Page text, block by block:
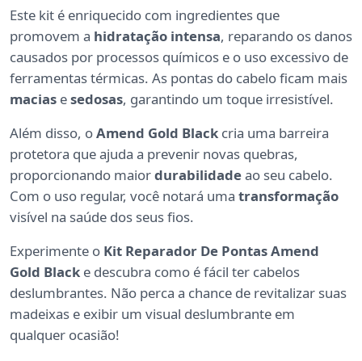
Este kit é enriquecido com ingredientes que
promovem a hidratação intensa, reparando os danos
causados por processos químicos e o uso excessivo de
ferramentas térmicas. As pontas do cabelo ficam mais
macias esedosas, garantindo um toque irresistível.
Além disso, oAmend Gold Black cria uma barreira
protetora que ajuda a prevenir novas quebras,
proporcionando maiordurabilidadeao seu cabelo.
Com o uso regular, você notará uma transformação
visível na saúde dos seus fios.
Experimente o Kit Reparador De Pontas Amend
Gold Black e descubra como é fácil ter cabelos
deslumbrantes. Não perca a chance de revitalizar suas
madeixas e exibir um visual deslumbrante em
qualquer ocasião!